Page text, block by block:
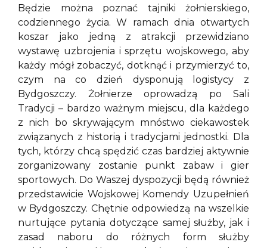
Będzie można poznać tajniki żołnierskiego,
codziennego życia. W ramach dnia otwartych
koszar jako jedną z atrakcji przewidziano
wystawę uzbrojenia i sprzętu wojskowego, aby
każdy mógł zobaczyć, dotknąć i przymierzyć to,
czym na co dzień dysponują logistycy z
Bydgoszczy. Żołnierze oprowadzą po Sali
Tradycji – bardzo ważnym miejscu, dla każdego
z nich bo skrywającym mnóstwo ciekawostek
związanych z historią i tradycjami jednostki. Dla
tych, którzy chcą spędzić czas bardziej aktywnie
zorganizowany zostanie punkt zabaw i gier
sportowych. Do Waszej dyspozycji będą również
przedstawicie Wojskowej Komendy Uzupełnień
w Bydgoszczy. Chętnie odpowiedzą na wszelkie
nurtujące pytania dotyczące samej służby, jak i
zasad naboru do różnych form służby